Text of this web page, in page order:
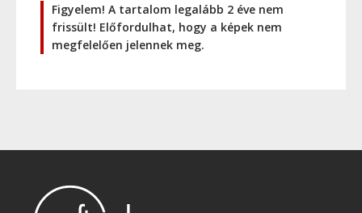
Figyelem! A tartalom legalább 2 éve nem
frissült! Előfordulhat, hogy a képek nem
megfelelően jelennek meg.